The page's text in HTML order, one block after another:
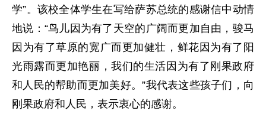
学”。该校全体学生在写给萨苏总统的感谢信中动情
地说：“鸟儿因为有了天空的广阔而更加自由，骏马
因为有了草原的宽广而更加健壮，鲜花因为有了阳
光雨露而更加艳丽，我们的生活因为有了刚果政府
和人民的帮助而更加美好。”我代表这些孩子们，向
刚果政府和人民，表示衷心的感谢。